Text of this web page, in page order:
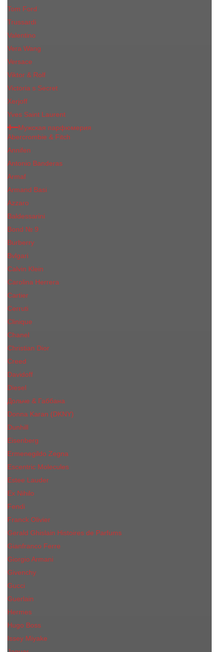
Tom Ford
Trussardi
Valentino
Vera Wang
Versace
Viktor & Rolf
Victoria s Secret
Xerjoff
Yves Saint Laurent
Мужская парфюмерия
Abercrombie & Fitch
Annifen
Antonio Banderas
Armaf
Armand Basi
Azzaro
Baldessarini
Bond № 9
Burberry
Bvlgari
Calvin Klein
Carolina Herrera
Cartier
Cerruti
Сliniquе
Chanel
Christian Dior
Creed
Davidoff
Diesel
Дольче & Габбана
Donna Karan (DKNY)
Dunhill
Eisenberg
Ermenegildo Zegna
Escentric Molecules
Еsteе Lаudеr
Ex Nihilo
Fendi
Franck Olivier
Gerald Ghislain Histoires de Parfums
Gianfranco Ferre
Giorgio Armani
Givenchy
Gucci
Guerlain
Hermes
Hugo Boss
Issey Miyake